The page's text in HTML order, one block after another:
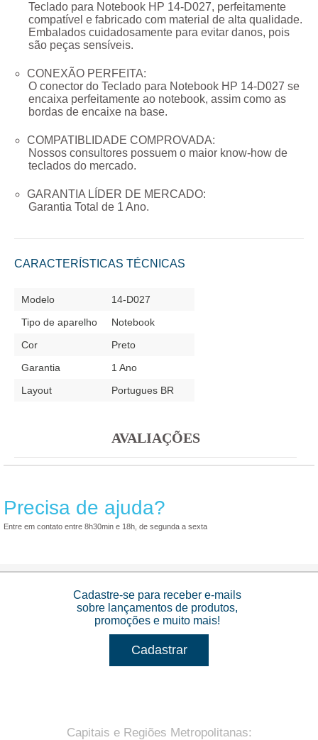
Teclado para Notebook HP 14-D027, perfeitamente
compatível e fabricado com material de alta qualidade.
Embalados cuidadosamente para evitar danos, pois
são peças sensíveis.
CONEXÃO PERFEITA:
O conector do Teclado para Notebook HP 14-D027 se
encaixa perfeitamente ao notebook, assim como as
bordas de encaixe na base.
COMPATIBLIDADE COMPROVADA:
Nossos consultores possuem o maior know-how de
teclados do mercado.
GARANTIA LÍDER DE MERCADO:
Garantia Total de 1 Ano.
CARACTERÍSTICAS TÉCNICAS
Modelo
14-D027
Tipo de aparelho
Notebook
Cor
Preto
Garantia
1 Ano
Layout
Portugues BR
AVALIAÇÕES
Precisa de ajuda?
Entre em contato entre 8h30min e 18h, de segunda a sexta
Cadastre-se para receber e-mails
sobre lançamentos de produtos,
promoções e muito mais!
Cadastrar
Capitais e Regiões Metropolitanas: